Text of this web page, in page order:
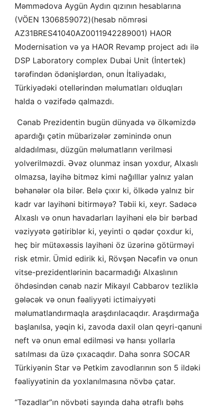
Məmmədova Aygün Aydın qızının hesablarına
(VÖEN 1306859072)(hesab nömrəsi
AZ31BRES41040AZ0011942289001) HAOR
Modernisation və ya HAOR Revamp project adı ilə
DSP Laboratory complex Dubai Unit (İntertek)
tərəfindən ödənişlərdən, onun İtaliyadakı,
Türkiyədəki otellərindən məlumatları olduqları
halda o vəzifədə qalmazdı.
Cənab Prezidentin bugün dünyada və ölkəmizdə
apardığı çətin mübarizələr zəminində onun
aldadılması, düzgün məlumatların verilməsi
yolverilməzdi. Əvəz olunmaz insan yoxdur, Alxaslı
olmazsa, layihə bitməz kimi nağılllar yalnız yalan
bəhanələr ola bilər. Belə çıxır ki, ölkədə yalnız bir
kadr var layihəni bitirməyə? Təbii ki, xeyr. Sadəcə
Alxaslı və onun havadarları layihəni elə bir bərbad
vəziyyətə gətiriblər ki, yeyinti o qədər çoxdur ki,
heç bir mütəxəssis layihəni öz üzərinə götürməyi
risk etmir. Ümid edirik ki, Rövşən Nəcəfin və onun
vitse-prezidentlərinin bacarmadığı Alxaslının
öhdəsindən cənab nazir Mikayıl Cabbarov tezliklə
gələcək və onun fəaliyyəti ictimaiyyəti
məlumatlandırmaqla araşdırılacaqdır. Araşdırmağa
başlanılsa, yəqin ki, zavoda daxil olan qeyri-qanuni
neft və onun emal edilməsi və hansı yollarla
satılması da üzə çıxacaqdır. Daha sonra SOCAR
Türkiyənin Star və Petkim zavodlarının son 5 ildəki
fəaliyyətinin da yoxlanılmasına növbə çatar.
“Təzadlar”ın növbəti sayında daha ətraflı bəhs